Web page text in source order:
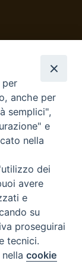
Cookie
per
anche per
semplici",
e
nella
dei
avere
e
su
proseguirai
tecnici.
nellacookie